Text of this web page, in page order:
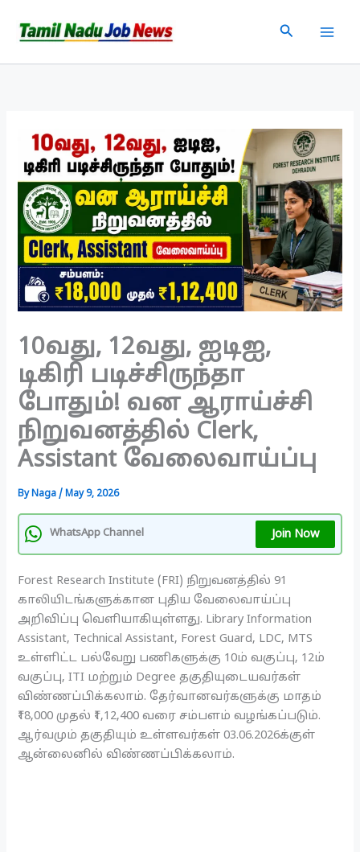
Search
10வது, 12வது, ஐடிஐ,
டிகிரி படிச்சிருந்தா
போதும்! வன ஆராய்ச்சி
நிறுவனத்தில் Clerk,
Assistant வேலைவாய்ப்பு
ByNaga/May 9, 2026
WhatsApp Channel Join Now
Forest Research Institute (FRI) நிறுவனத்தில் 91
காலியிடங்களுக்கான புதிய வேலைவாய்ப்பு
அறிவிப்பு வெளியாகியுள்ளது. Library Information
Assistant, Technical Assistant, Forest Guard, LDC, MTS
உள்ளிட்ட பல்வேறு பணிகளுக்கு 10ம் வகுப்பு, 12ம்
வகுப்பு, ITI மற்றும் Degree தகுதியுடையவர்கள்
விண்ணப்பிக்கலாம். தேர்வானவர்களுக்கு மாதம்
₹18,000 முதல் ₹1,12,400 வரை சம்பளம் வழங்கப்படும்.
ஆர்வமும் தகுதியும் உள்ளவர்கள் 03.06.2026க்குள்
ஆன்லைனில் விண்ணப்பிக்கலாம்.